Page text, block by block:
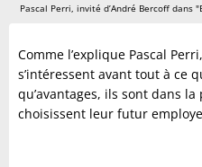
Pascal Perri, invité d’André Bercoff dans
Comme l’explique Pascal
s’intéressent avant tout à ce
qu’avantages, ils sont dans
choisissent leur futur